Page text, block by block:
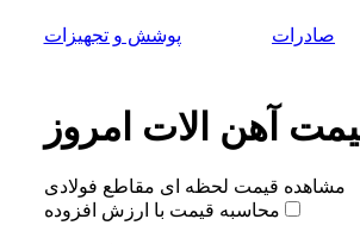
پوشش و تجهیزات صادرات
آهن الات امروز
مشاهده قیمت لحظه ای مقاطع فولادی
محاسبه قیمت با ارزش افزوده